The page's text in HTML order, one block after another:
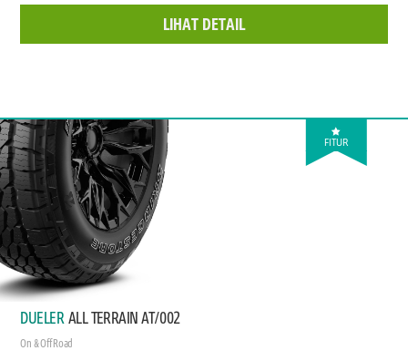
LIHAT DETAIL
FITUR
DUELER ALL TERRAIN AT/002
On & Off Road